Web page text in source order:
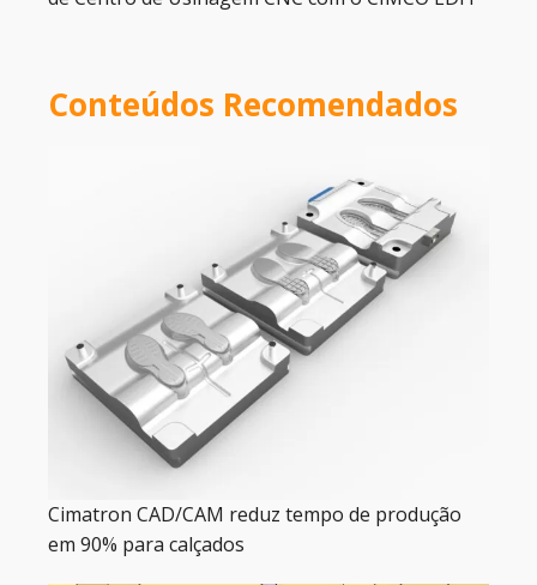
Conteúdos Recomendados
Cimatron CAD/CAM reduz tempo de produção
em 90% para calçados